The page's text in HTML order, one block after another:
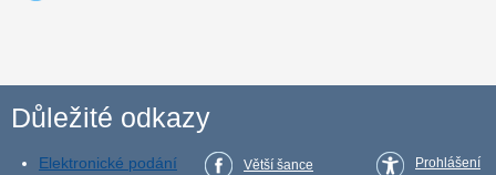
Důležité odkazy
Elektronické podání
Větší šance
Prohlášení